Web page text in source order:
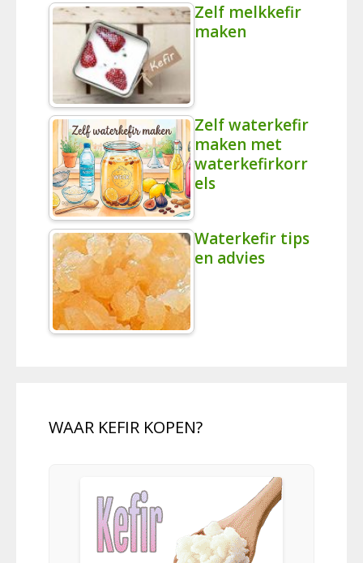
Zelf melkkefir
maken
Zelf waterkefir
maken met
waterkefirkorr
els
Waterkefir tips
en advies
WAAR KEFIR KOPEN?